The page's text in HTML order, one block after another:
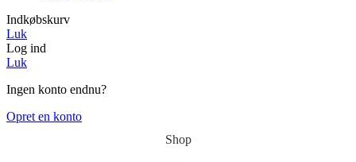
Indkøbskurv
Luk
Log ind
Luk
Ingen konto endnu?
Opret en konto
Shop